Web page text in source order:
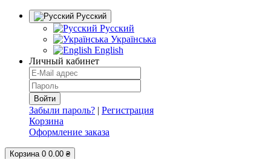
Русский
Русский
Українська
English
Личный кабинет
Забыли пароль? | Регистрация
Корзина
Оформление заказа
Корзина 0 0.00 ₴